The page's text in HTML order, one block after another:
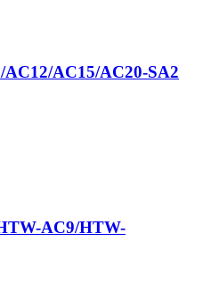
AC15/AC20-SA2
AC9/HTW-